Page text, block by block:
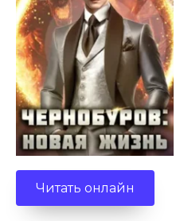
Читать онлайн